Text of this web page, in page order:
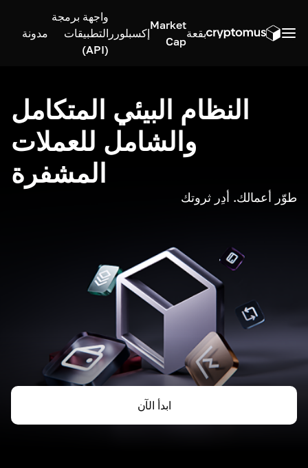
بقعة
Market
Cap
إكسبلورر
واجهة برمجة
التطبيقات
(API)
مدونة
النظام البيئي المتكامل
والشامل للعملات
المشفرة
طوّر أعمالك. أدِر ثروتك
ابدأ الآن